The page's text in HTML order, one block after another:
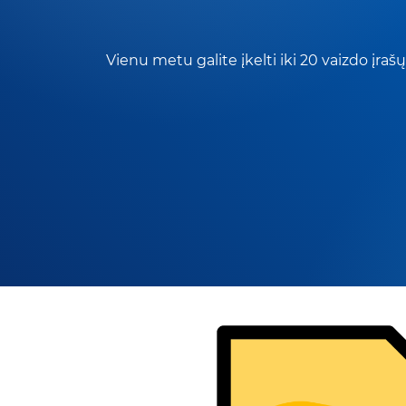
Vienu metu galite įkelti iki 20 vaizdo